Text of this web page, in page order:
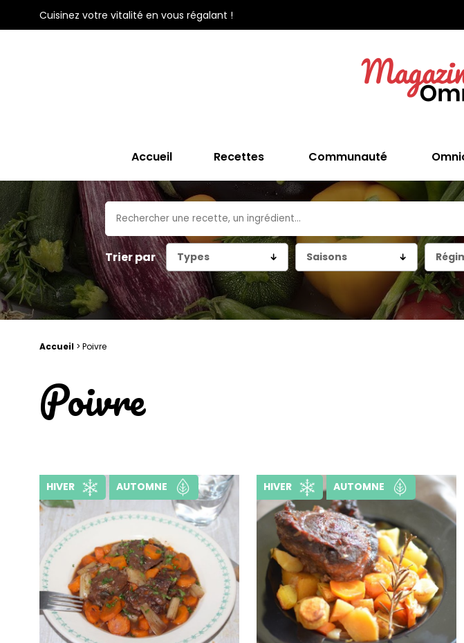
Cuisinez votre vitalité en vous régalant !
Accueil Recettes Communauté
Trier par Types Saisons
Accueil > Poivre
Poivre
HIVER AUTOMNE HIVER AUTOMNE